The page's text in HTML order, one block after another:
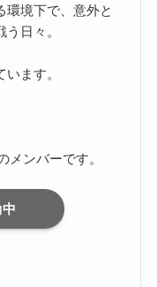
環境下で、意外と
日々。
ます。
メンバーです。